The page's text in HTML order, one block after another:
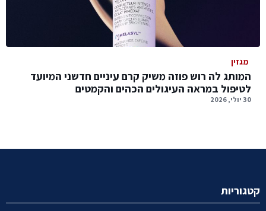
מגזין
המותג לה רוש פוזה משיק קרם עיניים חדשני המיועד
לטיפול במראה העיגולים הכהים והקמטים
30 יולי, 2026
קטגוריות